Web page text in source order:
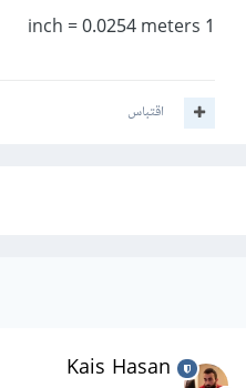
1 inch = 0.0254 meters
اقتباس
Kais Hasan